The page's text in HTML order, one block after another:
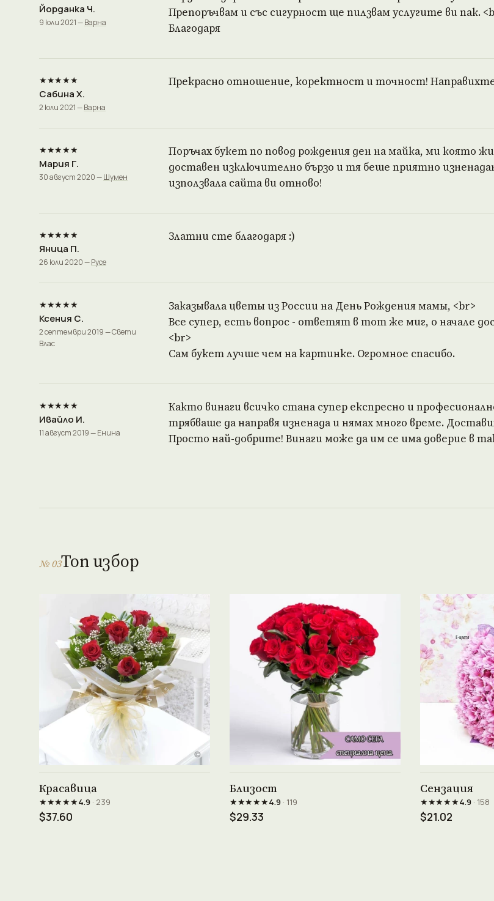
Йорданка Ч.
9 юли 2021 —Варна
Препоръчвам и със сигурност ще пилзвам услугите ви пак.
Благодаря
★★★★★
Сабина Х.
2 юли 2021 —Варна
Прекрасно отношение, коректност и точност!
★★★★★
Мария Г.
30 август 2020 —Шумен
Поръчах букет по повод рождения ден на майка, ми която
доставен изключително бързо и тя беше приятно
използвала сайта ви отново!
★★★★★
Яница П.
26 юли 2020 —Русе
Златни сте благодаря :)
★★★★★
Ксения С.
2 септември 2019 — Свети
Влас
Заказывала цветы из России на День Рождения мамы, <br>
Все супер, есть вопрос - ответят в тот же миг, о начале
<br>
Сам букет лучше чем на картинке. Огромное спасибо.
★★★★★
Ивайло И.
11 август 2019 — Енина
Както винаги всичко стана супер експресно и
трябваше да направя изненада и нямах много време.
Просто най-добрите! Винаги може да им се има доверие в
№ 03Топ избор
Красавица
★★★★★4.9· 239
$37.60
Близост
★★★★★4.9· 119
$29.33
Сензация
★★★★★4.9· 158
$21.02